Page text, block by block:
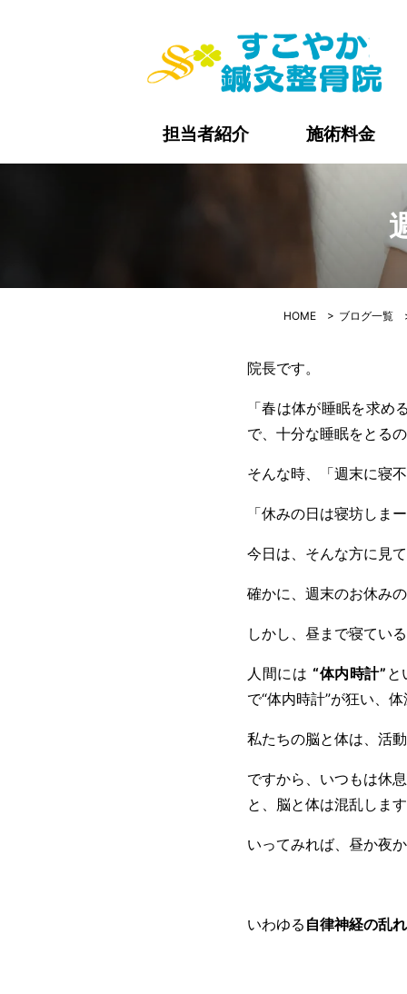
担当者紹介 施術料金
HOME > ブログ一覧
院長です。
「春は体が睡眠を求
で、十分な睡眠をとる
そんな時、「週末に寝
「休みの日は寝坊しま
今日は、そんな方に見
確かに、週末のお休み
しかし、昼まで寝てい
人間には “体内時計” と
で“体内時計”が狂い、
私たちの脳と体は、活
ですから、いつもは休
と、脳と体は混乱しま
いってみれば、昼か夜
いわゆる 自律神経の乱れ